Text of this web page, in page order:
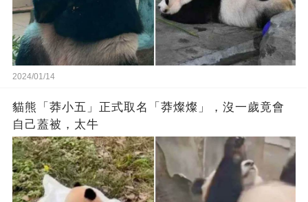
2024/01/14
貓熊「莽小五」正式取名「莽燦燦」，沒一歲竟會
自己蓋被，太牛